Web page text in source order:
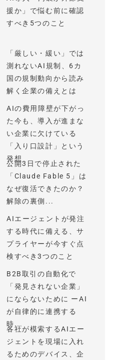
援か」で悩む前に確認
すべき5つのこと
「厳しい・緩い」では
測れないAI規制、6カ
国の規制動向から読み
解く企業の備えとは
AIの費用障壁が下がっ
た今も、導入が進まな
い企業に欠けている
「入り口設計」という
発想
公開3日で停止された
「Claude Fable 5」は
なぜ復活できたのか？
解除の裏側...
AIエージェントが発注
する時代に備える、サ
プライヤーが今すぐ点
検すべき3つのこと
B2B取引の自動化で
「発見されない企業」
にならないために ーAI
が自律的に連携する
時...
各社が模索するAIエー
ジェントを現場に入れ
るためのデバイス、企